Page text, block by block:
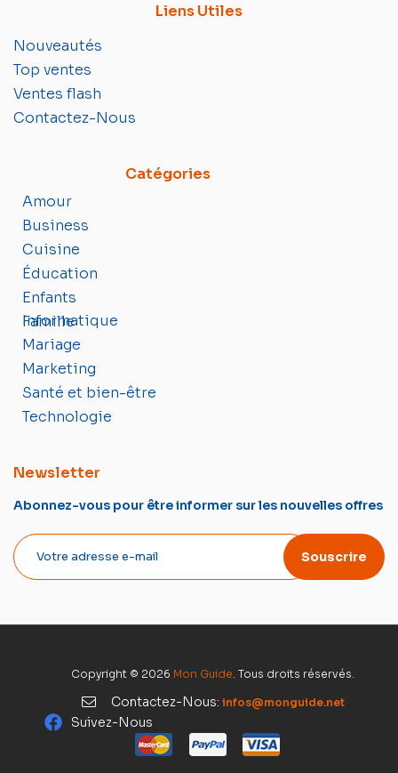
Liens Utiles
Nouveautés
Top ventes
Ventes flash
Contactez-Nous
Catégories
Amour
Business
Cuisine
Éducation
Enfants
Famille
Informatique
Mariage
Marketing
Santé et bien-être
Technologie
Newsletter
Abonnez-vous pour être informer sur les nouvelles offres
Souscrire
Copyright © 2026 Mon Guide . Tous droits réservés.
Contactez-Nous: infos@monguide.net
Suivez-Nous